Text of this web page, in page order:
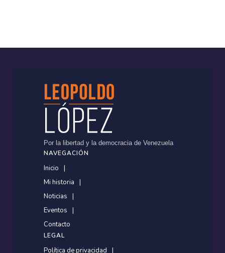
Por la libertad y la democracia de Venezuela
NAVEGACIÓN
Inicio
Mi historia
Noticias
Eventos
Contacto
LEGAL
Política de privacidad